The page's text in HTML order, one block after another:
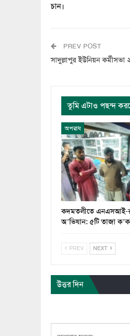
চান।
PREV POST
সাদুল্লাপুর ইউনিয়ন
তুমি এটাও পছন্দ
অপরাধ
কদমতলীতে এনএসআই-
অ’ভিযান: ৫টি তাজা
PREV NEXT
উত্তর দিন